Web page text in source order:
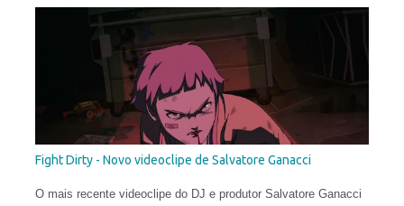
Fight Dirty - Novo videoclipe de Salvatore Ganacci
O mais recente videoclipe do DJ e produtor Salvatore Ganacci